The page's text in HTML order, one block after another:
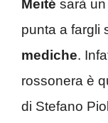
Meité sarà
punta a fargli
mediche.
rossonera è
di Stefano